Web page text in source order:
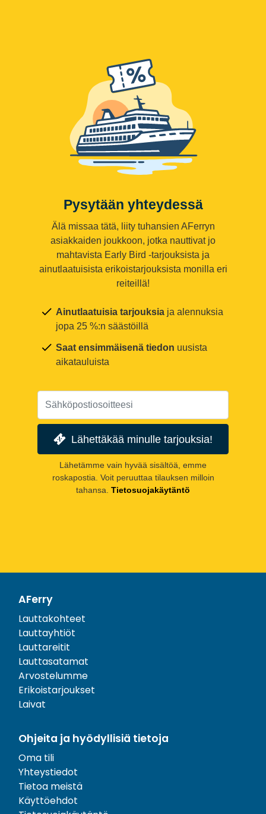
Pysytään yhteydessä
Älä missaa tätä, liity tuhansien AFerryn
asiakkaiden joukkoon, jotka nauttivat jo
mahtavista Early Bird -tarjouksista ja
ainutlaatuisista erikoistarjouksista monilla eri
reiteillä!
Ainutlaatuisia tarjouksia ja alennuksia
jopa 25 %:n säästöillä
Saat ensimmäisenä tiedon uusista
aikatauluista
Lähettäkää minulle tarjouksia!
Lähetämme vain hyvää sisältöä, emme
roskapostia. Voit peruuttaa tilauksen milloin
tahansa. Tietosuojakäytäntö
AFerry
Lauttakohteet
Lauttayhtiöt
Lauttareitit
Lauttasatamat
Arvostelumme
Erikoistarjoukset
Laivat
Ohjeita ja hyödyllisiä tietoja
Oma tili
Yhteystiedot
Tietoa meistä
Käyttöehdot